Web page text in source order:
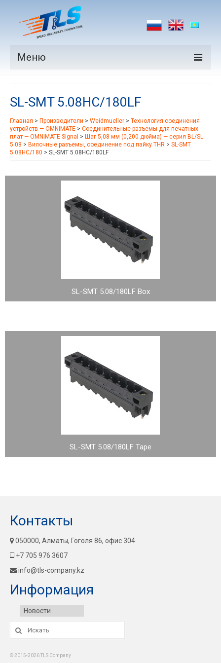
Меню
Производители
Рынки
Новости
SL-SMT 5.08HC/180LF
Главная > Производители > Weidmueller > Технология соединения
устройств — OMNIMATE > Соединительные разъемы для печатных
плат — OMNIMATE Signal > Шаг 5,08 мм (0,200 дюйма) — серия BL/SL
5.08 > Вилочные разъемы, соединение под пайку THR > SL-SMT
5.08HC/180 > SL-SMT 5.08HC/180LF
SL-SMT 5.08/180LF Box
SL-SMT 5.08/180LF Tape
Контакты
050000, Алматы, Гоголя 86, офис 304
+7 705 976 3607
info@tls-company.kz
Информация
Новости
Искать:
© 2015-2026 TLS Company